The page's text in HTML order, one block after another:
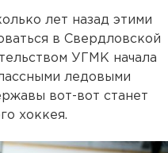
лет назад этими
в Свердловской
УГМК начала
ледовыми
вот-вот станет
хоккея.